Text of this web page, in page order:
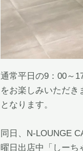
通常平日の9：00～
をお楽しみいただ
となります。
同日、N-LOUNGE
曜日出店中「しーち